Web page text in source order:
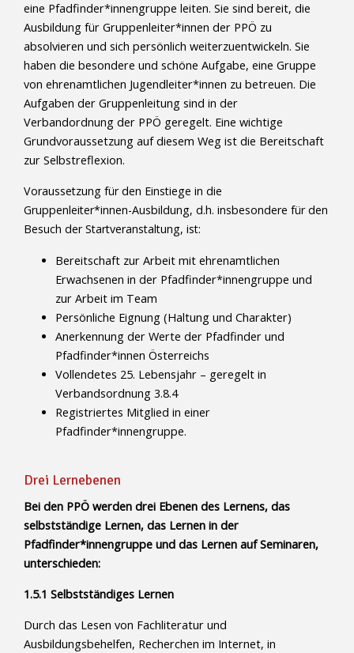
eine Pfadfinder*innengruppe leiten. Sie sind bereit, die
Ausbildung für Gruppenleiter*innen der PPÖ zu
absolvieren und sich persönlich weiterzuentwickeln. Sie
haben die besondere und schöne Aufgabe, eine Gruppe
von ehrenamtlichen Jugendleiter*innen zu betreuen. Die
Aufgaben der Gruppenleitung sind in der
Verbandordnung der PPÖ geregelt. Eine wichtige
Grundvoraussetzung auf diesem Weg ist die Bereitschaft
zur Selbstreflexion.
Voraussetzung für den Einstiege in die
Gruppenleiter*innen-Ausbildung, d.h. insbesondere für den
Besuch der Startveranstaltung, ist:
Bereitschaft zur Arbeit mit ehrenamtlichen
Erwachsenen in der Pfadfinder*innengruppe und
zur Arbeit im Team
Persönliche Eignung (Haltung und Charakter)
Anerkennung der Werte der Pfadfinder und
Pfadfinder*innen Österreichs
Vollendetes 25. Lebensjahr – geregelt in
Verbandsordnung 3.8.4
Registriertes Mitglied in einer
Pfadfinder*innengruppe.
Drei Lernebenen
Bei den PPÖ werden drei Ebenen des Lernens, das
selbstständige Lernen, das Lernen in der
Pfadfinder*innengruppe und das Lernen auf Seminaren,
unterschieden:
1.5.1 Selbstständiges Lernen
Durch das Lesen von Fachliteratur und
Ausbildungsbehelfen, Recherchen im Internet, in